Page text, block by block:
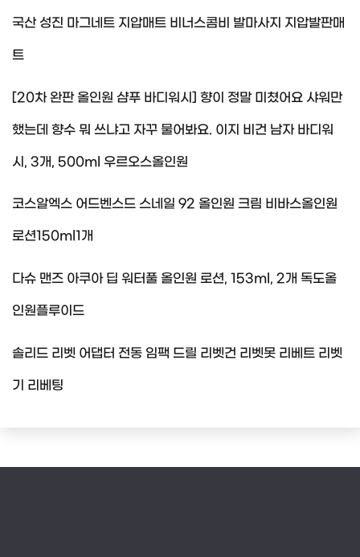
국산 성진 마그네트 지압매트 비너스콤비 발마사지 지압발판매
트
[20차 완판 올인원 샴푸 바디워시] 향이 정말 미쳤어요 샤워만
했는데 향수 뭐 쓰냐고 자꾸 물어봐요. 이지 비건 남자 바디워
시, 3개, 500ml 우르오스올인원
코스알엑스 어드벤스드 스네일 92 올인원 크림 비바스올인원
로션150ml1개
다슈 맨즈 아쿠아 딥 워터풀 올인원 로션, 153ml, 2개 독도올
인원플루이드
솔리드 리벳 어댑터 전동 임팩 드릴 리벳건 리벳못 리베트 리벳
기 리베팅